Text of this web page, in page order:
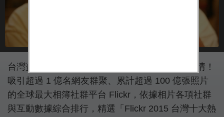
台灣寶島山川秀麗，孕育豐富自然景觀與人文風情！
吸引超過 1 億名網友群聚、累計超過 100 億張照片
的全球最大相簿社群平台 Flickr，依據相片各項社群
與互動數據綜合排行，精選「Flickr 2015 台灣十大熱